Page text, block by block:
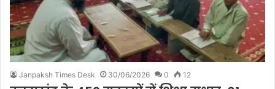
Janpaksh Times Desk 30/06/2026 0 12